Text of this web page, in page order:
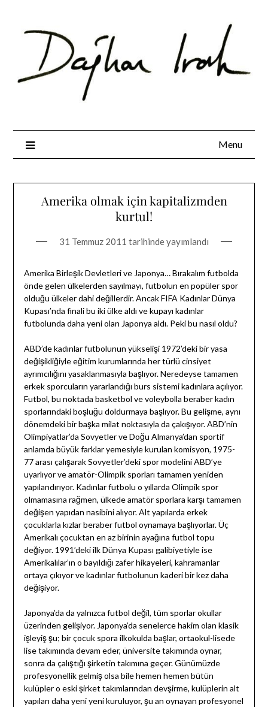
content
Menu
Amerika olmak için kapitalizmden
kurtul!
31 Temmuz 2011 tarihinde yayımlandı
Amerika Birleşik Devletleri ve Japonya… Bırakalım futbolda
önde gelen ülkelerden sayılmayı, futbolun en popüler spor
olduğu ülkeler dahi değillerdir. Ancak FIFA Kadınlar Dünya
Kupası’nda finali bu iki ülke aldı ve kupayı kadınlar
futbolunda daha yeni olan Japonya aldı. Peki bu nasıl oldu?
ABD’de kadınlar futbolunun yükselişi 1972’deki bir yasa
değişikliğiyle eğitim kurumlarında her türlü cinsiyet
ayrımcılığını yasaklanmasıyla başlıyor. Neredeyse tamamen
erkek sporcuların yararlandığı burs sistemi kadınlara açılıyor.
Futbol, bu noktada basketbol ve voleybolla beraber kadın
sporlarındaki boşluğu doldurmaya başlıyor. Bu gelişme, aynı
dönemdeki bir başka milat noktasıyla da çakışıyor. ABD’nin
Olimpiyatlar’da Sovyetler ve Doğu Almanya’dan sportif
anlamda büyük farklar yemesiyle kurulan komisyon, 1975-
77 arası çalışarak Sovyetler’deki spor modelini ABD’ye
uyarlıyor ve amatör-Olimpik sporları tamamen yeniden
yapılandırıyor. Kadınlar futbolu o yıllarda Olimpik spor
olmamasına rağmen, ülkede amatör sporlara karşı tamamen
değişen yapıdan nasibini alıyor. Alt yapılarda erkek
çocuklarla kızlar beraber futbol oynamaya başlıyorlar. Üç
Amerikalı çocuktan en az birinin ayağına futbol topu
değiyor. 1991’deki ilk Dünya Kupası galibiyetiyle ise
Amerikalılar’ın o bayıldığı zafer hikayeleri, kahramanlar
ortaya çıkıyor ve kadınlar futbolunun kaderi bir kez daha
değişiyor.
Japonya’da da yalnızca futbol değil, tüm sporlar okullar
üzerinden gelişiyor. Japonya’da senelerce hakim olan klasik
işleyiş şu; bir çocuk spora ilkokulda başlar, ortaokul-lisede
lise takımında devam eder, üniversite takımında oynar,
sonra da çalıştığı şirketin takımına geçer. Günümüzde
profesyonellik gelmiş olsa bile hemen hemen bütün
kulüpler o eski şirket takımlarından devşirme, kulüplerin alt
yapıları daha yeni yeni kuruluyor, şu an oynayan profesyonel